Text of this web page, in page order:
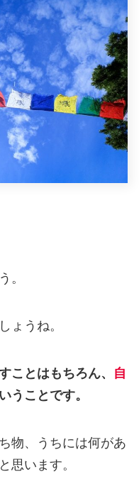
。
ょうね。
ことはもちろん、 自
うことです。
物、うちには何があ
思います。